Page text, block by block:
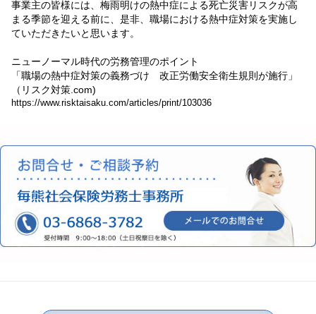
事業主の皆様には、梅雨明けの熱中症による死亡災害リスクが高
まる季節を迎える前に、是非、職場における熱中症対策を実施し
ていただきたいと思います。
ニューノーマル時代の労務管理のポイント
「職場の熱中症対策の義務づけ 改正労働安全衛生規則が施行」
（リスク対策.com)
https://www.risktaisaku.com/articles/print/103036